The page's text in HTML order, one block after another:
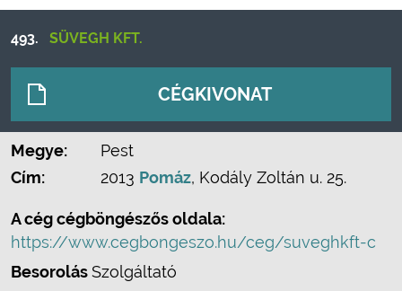
493. SÜVEGH KFT.
CÉGKIVONAT
Megye:
Pest
Cím:
2013 Pomáz, Kodály Zoltán u. 25.
A cég cégböngészős oldala:
https://www.cegbongeszo.hu/ceg/suveghkft-c
BesorolásSzolgáltató